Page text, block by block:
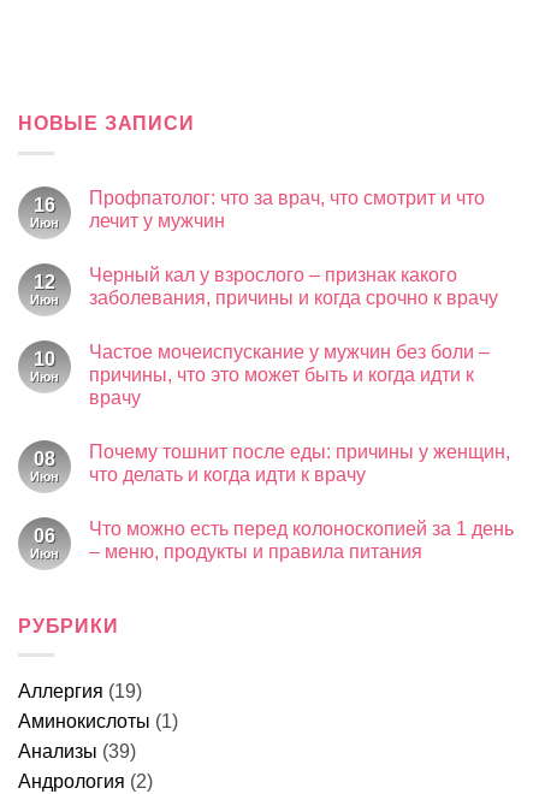
НОВЫЕ ЗАПИСИ
16
Июн
Профпатолог: что за врач, что смотрит и что
лечит у мужчин
записи
Профпатолог:
что
что
смотрит
и
что
мужчин
12
Июн
Черный кал у взрослого – признак какого
заболевания, причины и когда срочно к врачу
записи
Черный
кал
у
признак
какого
заболевания,
когда
срочно
к
10
Июн
Частое мочеиспускание у мужчин без боли –
причины, что это может быть и когда идти к
врачу
записи
Частое
мочеиспускание
без
боли
может
идти
к
врачу
08
Июн
Почему тошнит после еды: причины у женщин,
что делать и когда идти к врачу
записи
Почему
тошнит
у
и
когда
идти
к
врачу
06
Июн
Что можно есть перед колоноскопией за 1 день
– меню, продукты и правила питания
Что
можно
колоноскопией
за
1
день
меню,
продукты
РУБРИКИ
Аллергия (19)
Аминокислоты (1)
Анализы (39)
Андрология (2)